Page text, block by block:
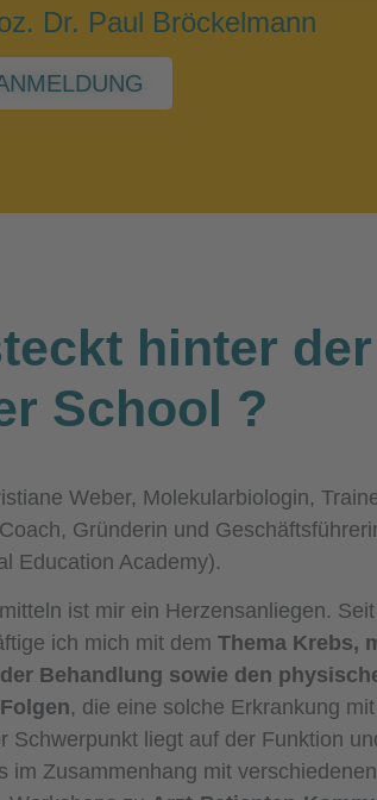
Dr. Paul Bröckelmann
hinter der
School ?
Weber, Molekularbiologin,
Gründerin und
Education Academy).
ist mir ein Herzensanliegen.
ich mich mit dem Thema Krebs,
Behandlung sowie den
, die eine solche Erkrankung
Schwerpunkt liegt auf der Funktion
im Zusammenhang mit verschiedenen